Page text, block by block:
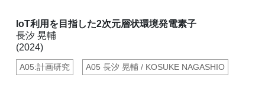
loT利用を目指した2次元層状環境発電素子
長汐 晃輔
(2024)
A05:計画研究 A05 長汐 晃輔 / KOSUKE NAGASHIO